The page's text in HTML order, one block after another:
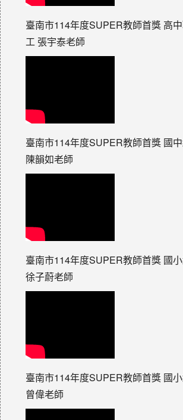
臺南市114年度SUPER教師首獎 高
工 張宇泰老師
臺南市114年度SUPER教師首獎 國
陳韻如老師
臺南市114年度SUPER教師首獎 國
徐子蔚老師
臺南市114年度SUPER教師首獎 國
曾偉老師